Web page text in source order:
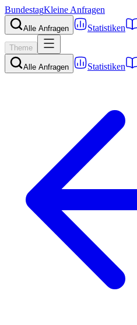
BundestagKleine Anfragen
Alle Anfragen Statistiken
Theme
Alle Anfragen Statistiken